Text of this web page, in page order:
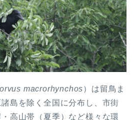
macrorhynchos）は留鳥ま
島を除く全国に分布し、市街
高山帯（夏季）など様々な環